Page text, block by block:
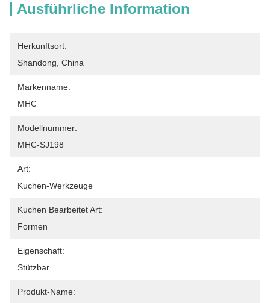
Ausführliche Information
Herkunftsort:
Shandong, China
Markenname:
MHC
Modellnummer:
MHC-SJ198
Art:
Kuchen-Werkzeuge
Kuchen Bearbeitet Art:
Formen
Eigenschaft:
Stützbar
Produkt-Name: